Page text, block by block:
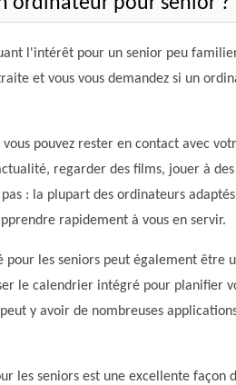
l'intérêt pour un senior peu
et vous vous demandez si un
pouvez rester en contact avec
regarder des films, jouer à
: la plupart des ordinateurs
rapidement à vous en servir.
pour les seniors peut également
le calendrier intégré pour planifier
y avoir de nombreuses
les seniors est une excellente façon